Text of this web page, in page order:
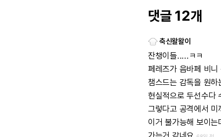
댓글 12개
축신왈왈이
잔챙이들.....ㅋㅋ
페레즈가 음바페 비니
챔스드는 감독을 원하
현실적으로두선수다
그렇다고 공격에서 미
이거불가능해 보이는